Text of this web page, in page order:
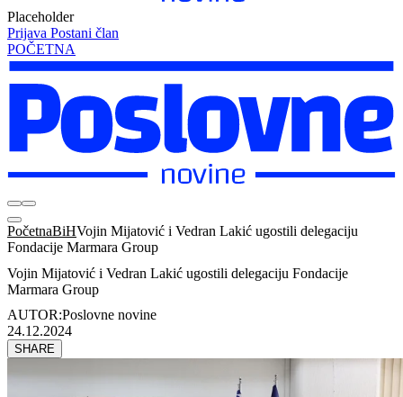
Placeholder
Prijava Postani član
POČETNA
PočetnaBiHVojin Mijatović i Vedran Lakić ugostili delegaciju
Fondacije Marmara Group
Vojin Mijatović i Vedran Lakić ugostili delegaciju Fondacije
Marmara Group
AUTOR:Poslovne novine
24.12.2024
SHARE